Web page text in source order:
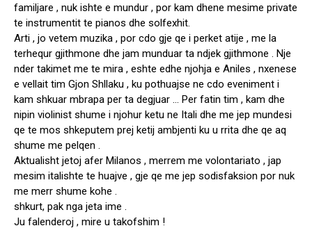
familjare , nuk ishte e mundur , por kam dhene mesime private
te instrumentit te pianos dhe solfexhit.
Arti , jo vetem muzika , por cdo gje qe i perket atije , me la
terhequr gjithmone dhe jam munduar ta ndjek gjithmone . Nje
nder takimet me te mira , eshte edhe njohja e Aniles , nxenese
e vellait tim Gjon Shllaku , ku pothuajse ne cdo eveniment i
kam shkuar mbrapa per ta degjuar … Per fatin tim , kam dhe
nipin violinist shume i njohur ketu ne Itali dhe me jep mundesi
qe te mos shkeputem prej ketij ambjenti ku u rrita dhe qe aq
shume me pelqen .
Aktualisht jetoj afer Milanos , merrem me volontariato , jap
mesim italishte te huajve , gje qe me jep sodisfaksion por nuk
me merr shume kohe .
shkurt, pak nga jeta ime .
Ju falenderoj , mire u takofshim !